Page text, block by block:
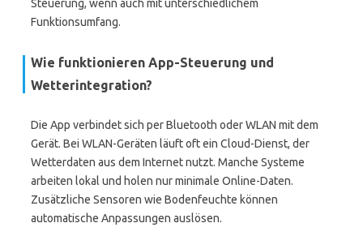
Steuerung, wenn auch mit unterschiedlichem
Funktionsumfang.
Wie funktionieren App-Steuerung und
Wetterintegration?
Die App verbindet sich per Bluetooth oder WLAN mit dem
Gerät. Bei WLAN-Geräten läuft oft ein Cloud-Dienst, der
Wetterdaten aus dem Internet nutzt. Manche Systeme
arbeiten lokal und holen nur minimale Online-Daten.
Zusätzliche Sensoren wie Bodenfeuchte können
automatische Anpassungen auslösen.